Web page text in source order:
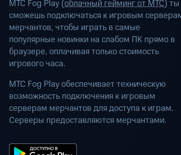
МТС Fog Play (облачный гейминг от МТС) ты
сможешь подключаться к игровым
мерчантов, чтобы играть в самые
популярные новинки на слабом ПК прямо в
браузере, оплачивая только стоимость
игрового часа.
МТС Fog Play обеспечивает техническую
возможность подключения к игровым
серверам мерчантов для доступа к играм.
Серверы предоставляются мерчантами.